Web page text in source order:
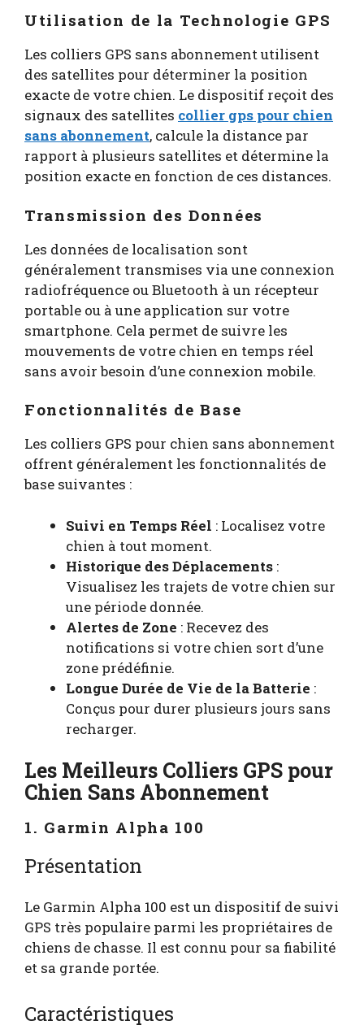
Utilisation de la Technologie GPS
Les colliers GPS sans abonnement utilisent
des satellites pour déterminer la position
exacte de votre chien. Le dispositif reçoit des
signaux des satellites collier gps pour chien
sans abonnement, calcule la distance par
rapport à plusieurs satellites et détermine la
position exacte en fonction de ces distances.
Transmission des Données
Les données de localisation sont
généralement transmises via une connexion
radiofréquence ou Bluetooth à un récepteur
portable ou à une application sur votre
smartphone. Cela permet de suivre les
mouvements de votre chien en temps réel
sans avoir besoin d’une connexion mobile.
Fonctionnalités de Base
Les colliers GPS pour chien sans abonnement
offrent généralement les fonctionnalités de
base suivantes :
Suivi en Temps Réel : Localisez votre
chien à tout moment.
Historique des Déplacements :
Visualisez les trajets de votre chien sur
une période donnée.
Alertes de Zone : Recevez des
notifications si votre chien sort d’une
zone prédéfinie.
Longue Durée de Vie de la Batterie :
Conçus pour durer plusieurs jours sans
recharger.
Les Meilleurs Colliers GPS pour
Chien Sans Abonnement
1. Garmin Alpha 100
Présentation
Le Garmin Alpha 100 est un dispositif de suivi
GPS très populaire parmi les propriétaires de
chiens de chasse. Il est connu pour sa fiabilité
et sa grande portée.
Caractéristiques